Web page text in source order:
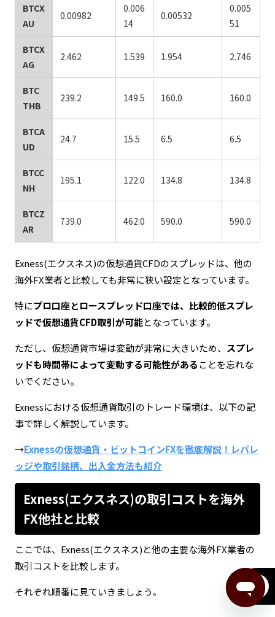
BTCX
AU
0.00982
0.006
14
0.00532
0.005
51
BTCX
AG
2.462 1.539 1.954 2.746
BTC
THB
239.2 149.5 160.0 160.0
BTCA
UD
24.7 15.5 6.5 6.5
BTCC
NH
195.1 122.0 134.8 134.8
BTCZ
AR
739.0 462.0 590.0 590.0
Exness(エクスネス)の仮想通貨CFDのスプレッドは、他の
海外FX業者と比較しても非常に狭い設定となっています。
特にプロ口座とロースプレッド口座では、比較的低スプレ
ッドで仮想通貨CFD取引が可能となっています。
ただし、仮想通貨市場は変動が非常に大きいため、 スプレ
ッドも時間帯によって変動する可能性があることを忘れな
いでください。
Exnessにおける仮想通貨取引のトレード環境は、以下の記
事で詳しく解説しています。
→Exnessの仮想通貨・ビットコインFXを徹底解説！レバレ
ッジや取引銘柄、出入金方法も紹介
Exness(エクスネス)の取引コストを海外
FX他社と比較
ここでは、Exness(エクスネス)と他の主要な海外FX業者の
取引コストを比較します。
それぞれ順番に見ていきましょう。
menu